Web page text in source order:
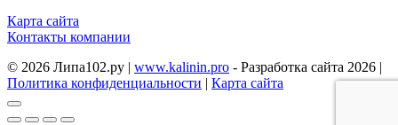
Карта сайта
Контакты компании
© 2026 Липа102.ру | www.kalinin.pro - Разработка сайта 2026 |
Политика конфиденциальности | Карта сайта